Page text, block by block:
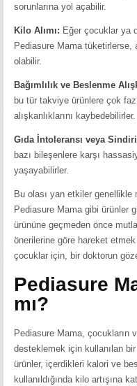
sorunlarına yol açabilir.
Kilo Alımı: Eğer çocuklar ya
Pediasure Mama tüketirlerse,
olabilir.
Bağımlılık ve Beslenme
bu tür takviye ürünlere çok
alışkanlıklarını kaybedebilirler.
Gıda İntoleransı veya
bazı bileşenlere karşı
yaşayabilirler.
Bu olası yan etkiler
Pediasure Mama gibi ürünler
ürününe geçmeden önce
önerilerine göre hareket
çocuklar için, bir doktorun
Pediasure
mı?
Pediasure Mama, çocukların
desteklemek için kullanılan
ürünler, içerdikleri kalori ve
kullanıldığında kilo artışına